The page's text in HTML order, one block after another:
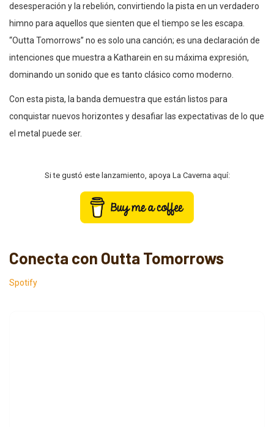
desesperación y la rebelión, convirtiendo la pista en un verdadero
himno para aquellos que sienten que el tiempo se les escapa.
“Outta Tomorrows” no es solo una canción; es una declaración de
intenciones que muestra a Katharein en su máxima expresión,
dominando un sonido que es tanto clásico como moderno.
Con esta pista, la banda demuestra que están listos para
conquistar nuevos horizontes y desafiar las expectativas de lo que
el metal puede ser.
Si te gustó este lanzamiento, apoya La Caverna aquí:
Conecta con Outta Tomorrows
Spotify